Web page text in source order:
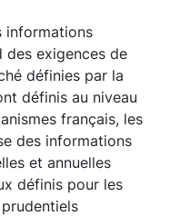
informations
des exigences de
définies par la
définis au niveau
français, les
des informations
et annuelles
définis pour les